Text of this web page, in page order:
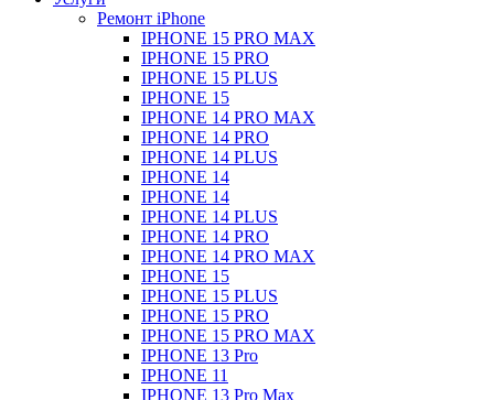
Ремонт iPhone
IPHONE 15 PRO MAX
IPHONE 15 PRO
IPHONE 15 PLUS
IPHONE 15
IPHONE 14 PRO MAX
IPHONE 14 PRO
IPHONE 14 PLUS
IPHONE 14
IPHONE 14
IPHONE 14 PLUS
IPHONE 14 PRO
IPHONE 14 PRO MAX
IPHONE 15
IPHONE 15 PLUS
IPHONE 15 PRO
IPHONE 15 PRO MAX
IPHONE 13 Pro
IPHONE 11
IPHONE 13 Pro Max